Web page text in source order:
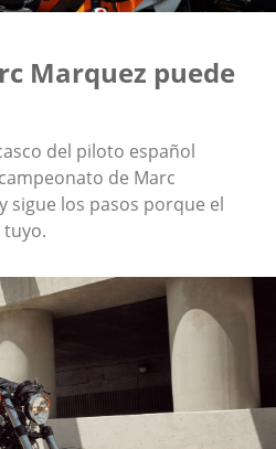
Marquez puede
del piloto español
de Marc
sigue los pasos porque el
tuyo.